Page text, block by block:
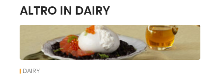
ALTRO IN DAIRY
DAIRY